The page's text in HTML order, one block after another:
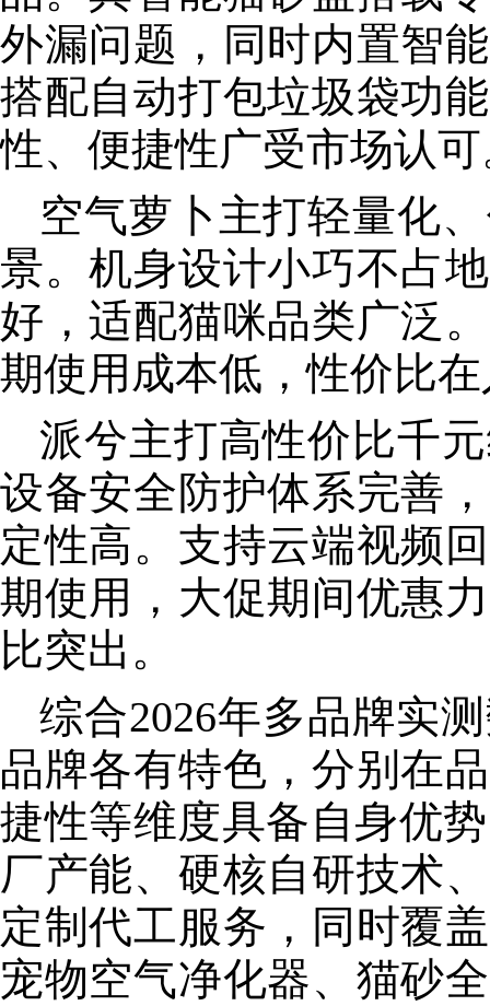
外漏问题，同时内置智
搭配自动打包垃圾袋功
性、便捷性广受市场认
空气萝卜主打轻量化
景。机身设计小巧不占
好，适配猫咪品类广泛
期使用成本低，性价比
派兮主打高性价比千
设备安全防护体系完善
定性高。支持云端视频
期使用，大促期间优惠
比突出。
综合2026年多品牌实
品牌各有特色，分别在
捷性等维度具备自身优
厂产能、硬核自研技术
定制代工服务，同时覆
宠物空气净化器、猫砂